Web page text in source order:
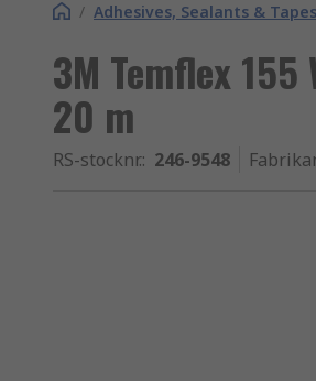
/ Adhesives, Sealants & Tapes
3M Temflex
20 m
RS-stocknr.: 246-9548